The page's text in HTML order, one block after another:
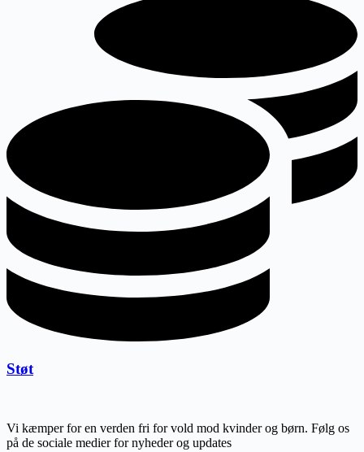
Støt
Vi kæmper for en verden fri for vold mod kvinder og børn. Følg os
på de sociale medier for nyheder og updates